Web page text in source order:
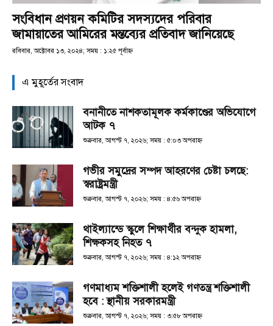
সংবিধান প্রণয়ন কমিটির সদস্যদের পরিবার
জামায়াতের আমিরের মন্তব্যের প্রতিবাদ জানিয়েছে
রবিবার, অক্টোবর ১৩, ২০২৪; সময় : ১:২৫ পূর্বাহ্ণ
এ মুহূর্তের সংবাদ
বনানীতে নাশকতামূলক কর্মকাণ্ডের অভিযোগে
আটক ৭
শুক্রবার, আগস্ট ৭, ২০২৬; সময় : ৫:০৩ অপরাহ্ণ
গভীর সমুদ্রের সম্পদ আহরণের চেষ্টা চলছে:
স্বরাষ্ট্রমন্ত্রী
শুক্রবার, আগস্ট ৭, ২০২৬; সময় : ৪:৫৬ অপরাহ্ণ
থাইল্যান্ডে স্কুলে শিক্ষার্থীর বন্দুক হামলা,
শিক্ষকসহ নিহত ৭
শুক্রবার, আগস্ট ৭, ২০২৬; সময় : ৪:১২ অপরাহ্ণ
গণমাধ্যম শক্তিশালী হলেই গণতন্ত্র শক্তিশালী
হবে : স্থানীয় সরকারমন্ত্রী
শুক্রবার, আগস্ট ৭, ২০২৬; সময় : ৩:৫৮ অপরাহ্ণ